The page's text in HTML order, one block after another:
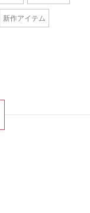
新作アイテム